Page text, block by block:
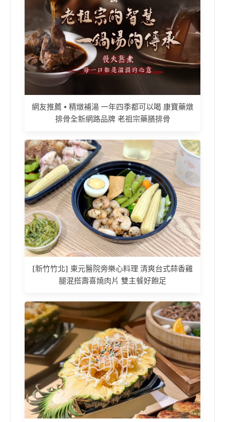
網友推薦 • 精燉補湯 一年四季都可以喝 康寶藥燉
排骨全新網路品牌 老祖宗藥膳排骨
[新竹竹北] 東元醫院旁樂心料理 清爽台式蒜香雞
腿混搭壽喜燒肉片 雙主餐好飽足